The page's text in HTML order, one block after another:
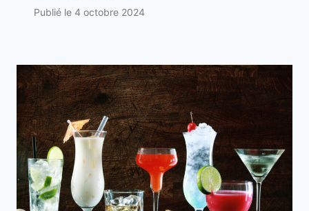
Publié le 4 octobre 2024